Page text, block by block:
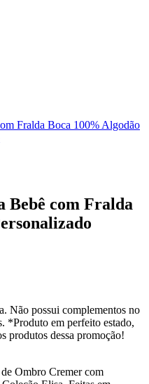
Fralda Boca 100% Algodão
Bebê com Fralda
Não possui complementos no
*Produto em perfeito estado,
produtos dessa promoção!
Ombro Cremer com